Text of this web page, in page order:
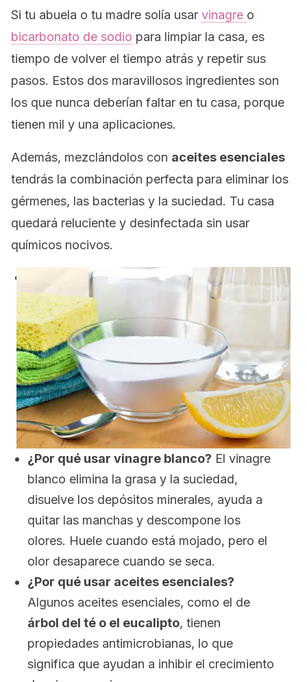
Si tu abuela o tu madre solía usar vinagre o
bicarbonato de sodio para limpiar la casa, es
tiempo de volver el tiempo atrás y repetir sus
pasos. Estos dos maravillosos ingredientes son
los que nunca deberían faltar en tu casa, porque
tienen mil y una aplicaciones.
Además, mezclándolos con aceites esenciales
tendrás la combinación perfecta para eliminar los
gérmenes, las bacterias y la suciedad. Tu casa
quedará reluciente y desinfectada sin usar
químicos nocivos.
¿Por qué usar vinagre blanco? El vinagre
blanco elimina la grasa y la suciedad,
disuelve los depósitos minerales, ayuda a
quitar las manchas y descompone los
olores. Huele cuando está mojado, pero el
olor desaparece cuando se seca.
¿Por qué usar aceites esenciales?
Algunos aceites esenciales, como el de
árbol del té o el eucalipto, tienen
propiedades antimicrobianas, lo que
significa que ayudan a inhibir el crecimiento